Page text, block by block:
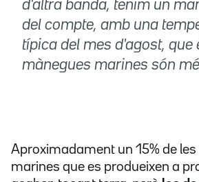
d'altra banda, tenim un
del compte, amb una
típica del mes d'agost, que
mànegues marines són
Aproximadament un 15% de
marines que es produeixen a